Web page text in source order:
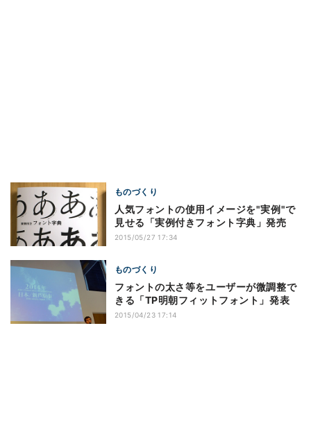
ものづくり
人気フォントの使用イメージを"実例"で
見せる「実例付きフォント字典」発売
2015/05/27 17:34
ものづくり
フォントの太さ等をユーザーが微調整で
きる「TP明朝フィットフォント」発表
2015/04/23 17:14